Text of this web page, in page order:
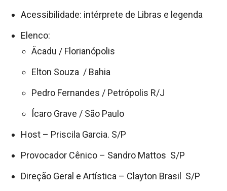
Acessibilidade: intérprete de Libras e legenda
Elenco:
Äcadu / Florianópolis
Elton Souza / Bahia
Pedro Fernandes / Petrópolis R/J
Ícaro Grave / São Paulo
Host – Priscila Garcia. S/P
Provocador Cênico – Sandro Mattos S/P
Direção Geral e Artística – Clayton Brasil S/P